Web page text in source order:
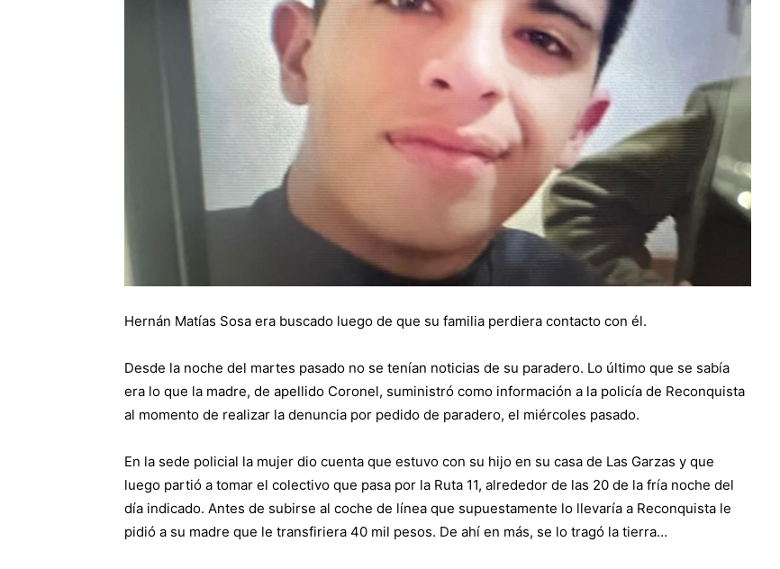
Hernán Matías Sosa era buscado luego de que su familia perdiera contacto con él.
Desde la noche del martes pasado no se tenían noticias de su paradero. Lo último que se sabía
era lo que la madre, de apellido Coronel, suministró como información a la policía de Reconquista
al momento de realizar la denuncia por pedido de paradero, el miércoles pasado.
En la sede policial la mujer dio cuenta que estuvo con su hijo en su casa de Las Garzas y que
luego partió a tomar el colectivo que pasa por la Ruta 11, alrededor de las 20 de la fría noche del
día indicado. Antes de subirse al coche de línea que supuestamente lo llevaría a Reconquista le
pidió a su madre que le transfiriera 40 mil pesos. De ahí en más, se lo tragó la tierra…